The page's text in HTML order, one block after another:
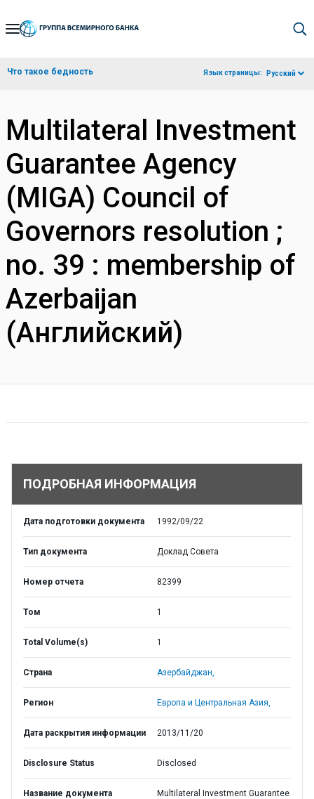
Skip
Navigation
Что такое бедность Язык страницы: Русский
Multilateral Investment
Guarantee Agency
(MIGA) Council of
Governors resolution ;
no. 39 : membership of
Azerbaijan
(Английский)
ПОДРОБНАЯ ИНФОРМАЦИЯ
Дата подготовки документа 1992/09/22
Тип документа Доклад Совета
Номер отчета 82399
Том 1
Total Volume(s) 1
Страна Азербайджан,
Регион Европа и Центральная Азия,
Дата раскрытия информации 2013/11/20
Disclosure Status Disclosed
Название документа
Multilateral Investment Guarantee